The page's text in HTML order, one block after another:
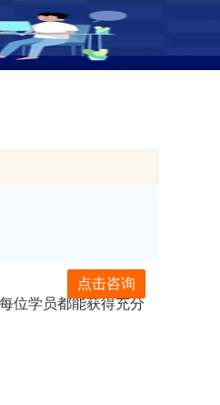
点击咨询
位学员都能获得充分